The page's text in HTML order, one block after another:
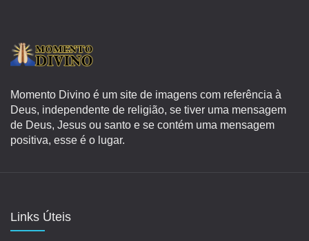
Momento Divino é um site de imagens com referência à
Deus, independente de religião, se tiver uma mensagem
de Deus, Jesus ou santo e se contém uma mensagem
positiva, esse é o lugar.
Links Úteis